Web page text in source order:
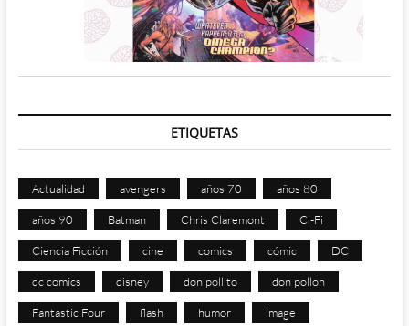
ETIQUETAS
Actualidad avengers años 70 años 80
años 90 Batman Chris Claremont Ci-Fi
Ciencia Ficción cine comics cómic DC
dc comics disney don pollito don pollon
Fantastic Four flash humor image